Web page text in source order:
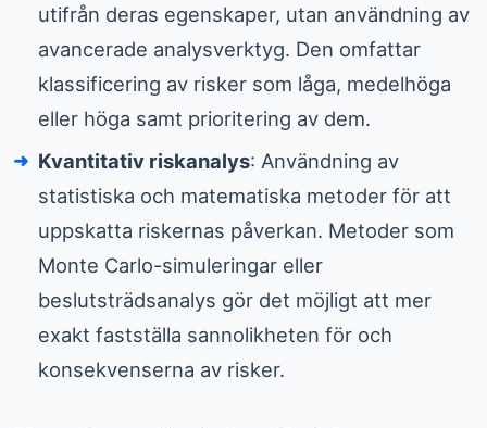
utifrån deras egenskaper, utan användning av
avancerade analysverktyg. Den omfattar
klassificering av risker som låga, medelhöga
eller höga samt prioritering av dem.
Kvantitativ riskanalys: Användning av
statistiska och matematiska metoder för att
uppskatta riskernas påverkan. Metoder som
Monte Carlo-simuleringar eller
beslutsträdsanalys gör det möjligt att mer
exakt fastställa sannolikheten för och
konsekvenserna av risker.